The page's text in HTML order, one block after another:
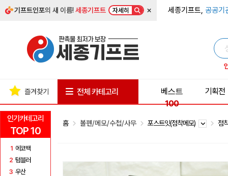
기프트인포의 새 이름!세종기프트 자세히 × 세종기프트, 공공기
인기카테고리
TOP 10
1 에코백
2 텀블러
3 우산
즐겨찾기 전체 카테고리
베스트
100
기획전
홈 볼펜/메모/수첩/사무 포스트잇(점착메모) 점